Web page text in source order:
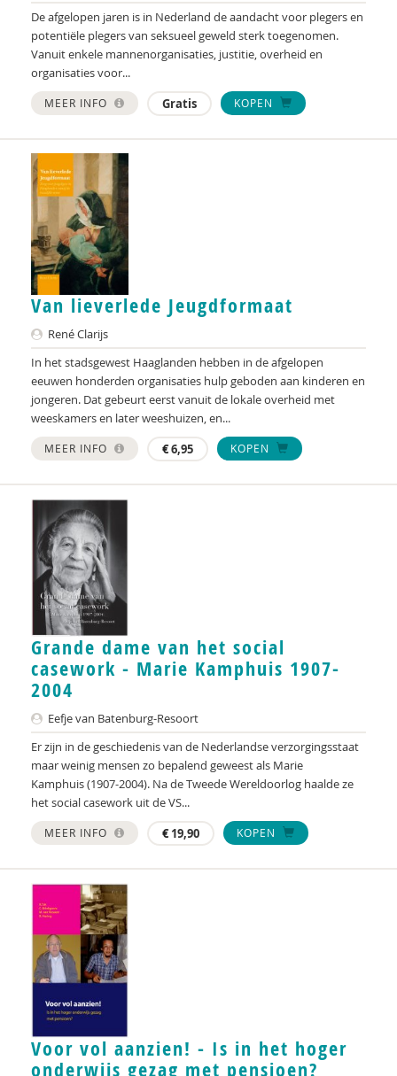
De afgelopen jaren is in Nederland de aandacht voor plegers en
potentiële plegers van seksueel geweld sterk toegenomen.
Vanuit enkele mannenorganisaties, justitie, overheid en
organisaties voor...
MEER INFO Gratis KOPEN
Van lieverlede Jeugdformaat
René Clarijs
In het stadsgewest Haaglanden hebben in de afgelopen
eeuwen honderden organisaties hulp geboden aan kinderen en
jongeren. Dat gebeurt eerst vanuit de lokale overheid met
weeskamers en later weeshuizen, en...
MEER INFO €6,95 KOPEN
Grande dame van het social
casework - Marie Kamphuis 1907-
2004
Eefje van Batenburg-Resoort
Er zijn in de geschiedenis van de Nederlandse verzorgingsstaat
maar weinig mensen zo bepalend geweest als Marie
Kamphuis (1907-2004). Na de Tweede Wereldoorlog haalde ze
het social casework uit de VS...
MEER INFO €19,90 KOPEN
Voor vol aanzien! - Is in het hoger
onderwijs gezag met pensioen?